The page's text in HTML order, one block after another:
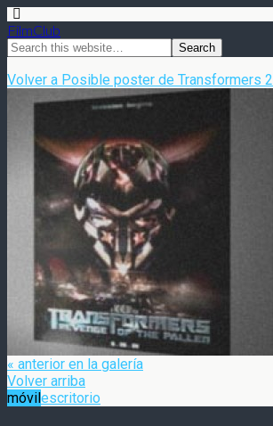
FilmClub
Volver a Posible poster de Transformers 2
« anterior en la galería
Volver arriba
móvilescritorio